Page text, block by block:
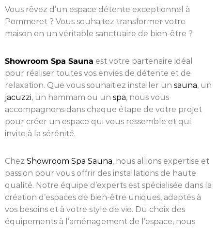
Vous rêvez d’un espace détente exceptionnel à
Pommeret ? Vous souhaitez transformer votre
maison en un véritable sanctuaire de bien-être ?
Showroom Spa Sauna est votre partenaire idéal
pour réaliser toutes vos envies de détente et de
relaxation. Que vous souhaitiez installer un sauna, un
jacuzzi, un hammam ou un spa, nous vous
accompagnons dans chaque étape de votre projet
pour créer un espace qui vous ressemble et qui
invite à la sérénité.
Chez Showroom Spa Sauna, nous allions expertise et
passion pour vous offrir des installations de haute
qualité. Notre équipe d’experts est spécialisée dans la
création d’espaces de bien-être uniques, adaptés à
vos besoins et à votre style de vie. Du choix des
équipements à l’aménagement de l’espace, nous